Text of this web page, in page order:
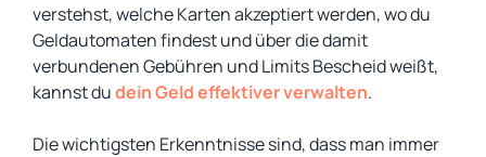
verstehst, welche Karten akzeptiert werden, wo du
Geldautomaten findest und über die damit
verbundenen Gebühren und Limits Bescheid weißt,
kannst dudein Geld effektiver verwalten.
Die wichtigsten Erkenntnisse sind, dass man immer